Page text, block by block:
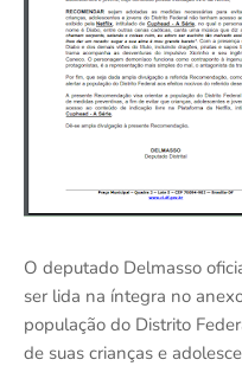
O deputado Delmasso
ser lida na íntegra no
população do Distrito
de suas crianças e